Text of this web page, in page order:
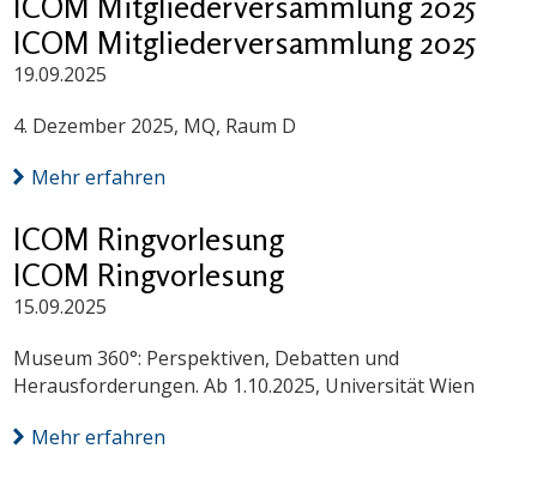
ICOM Mitgliederversammlung 2025
19.09.2025
4. Dezember 2025, MQ, Raum D
Mehr erfahren
ICOM Ringvorlesung
ICOM Ringvorlesung
15.09.2025
Museum 360°: Perspektiven, Debatten und
Herausforderungen. Ab 1.10.2025, Universität Wien
Mehr erfahren